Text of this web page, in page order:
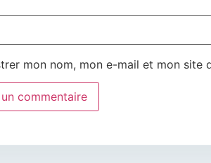
mon nom, mon e-mail et mon site